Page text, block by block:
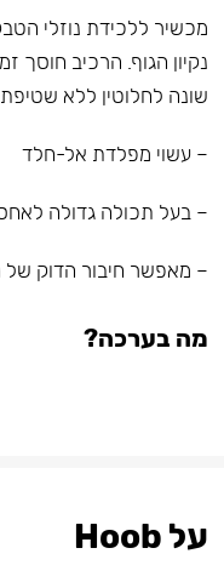
מכשיר ללכידת נוזלי
נקיון הגוף. הרכיב
שונה לחלוטין ללא
– עשוי מפלדת אל-חלד
– בעל תכולה גדולה
– מאפשר חיבור הדוק
מה בערכה?
על Hoob